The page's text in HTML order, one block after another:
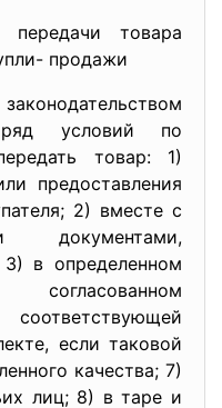
товара
продажи
условий по
товар: 1)
предоставления
2) вместе с
документами,
в определенном
если таковой
качества; 7)
лиц; 8) в таре и